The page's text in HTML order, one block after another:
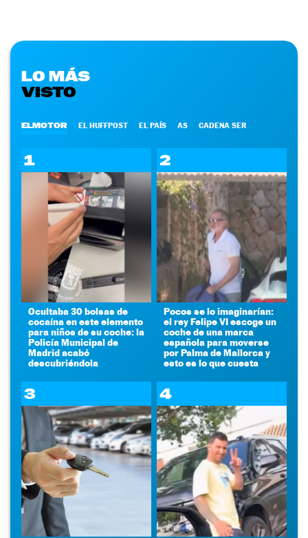
LO MÁS
VISTO
ELMOTOR EL HUFFPOST EL PAÍS AS CADENA SER
1
Ocultaba 30 bolsas de
cocaína en este elemento
para niños de su coche: la
Policía Municipal de
Madrid acabó
descubriéndola
2
Pocos se lo imaginarían:
el rey Felipe VI escoge un
coche de una marca
española para moverse
por Palma de Mallorca y
esto es lo que cuesta
3 4